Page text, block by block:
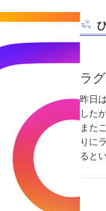
ラ
昨日
した
また
りに
ると